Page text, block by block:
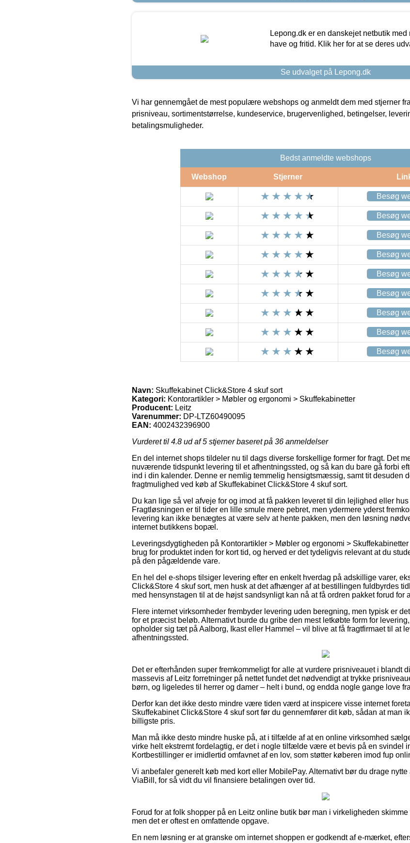
Lepong.dk er en danskejet netbutik
have og fritid. Klik her for at se deres
Se udvalget på Lepong.dk
Vi har gennemgået de mest populære webshops og anmeldt dem med stjerner
prisniveau, sortimentstørrelse, kundeservice, brugervenlighed, betingelser,
betalingsmuligheder.
Bedst anmeldte webshops
Webshop Stjerner
Besøg
Besøg
Besøg
Besøg
Besøg
Besøg
Besøg
Besøg
Besøg
Navn: Skuffekabinet Click&Store 4 skuf sort
Kategori: Kontorartikler > Møbler og ergonomi > Skuffekabinetter
Producent: Leitz
Varenummer: DP-LTZ60490095
EAN: 4002432396900
Vurderet til 4.8 ud af 5 stjerner baseret på 36 anmeldelser
En del internet shops tildeler nu til dags diverse forskellige former for fragt. Det
nuværende tidspunkt levering til et afhentningssted, og så kan du bare gå forbi
ind i din kalender. Denne er nemlig temmelig hensigtsmæssig, samt tit desuden
fragtmulighed ved køb af Skuffekabinet Click&Store 4 skuf sort.
Du kan lige så vel afveje for og imod at få pakken leveret til din lejlighed eller
Fragtløsningen er til tider en lille smule mere pebret, men ydermere yderst
levering kan ikke benægtes at være selv at hente pakken, men den løsning
internet butikkens bopæl.
Leveringsdygtigheden på Kontorartikler > Møbler og ergonomi >
brug for produktet inden for kort tid, og herved er det tydeligvis relevant at du
på den pågældende vare.
En hel del e-shops tilsiger levering efter en enkelt hverdag på adskillige varer,
Click&Store 4 skuf sort, men husk at det afhænger af at bestillingen fuldbyrdes
med hensynstagen til at de højst sandsynligt kan nå at få ordren pakket forud for
Flere internet virksomheder frembyder levering uden beregning, men typisk er
for et præcist beløb. Alternativt burde du gribe den mest letkøbte form for
opholder sig tæt på Aalborg, Ikast eller Hammel – vil blive at få fragtfirmaet til at
afhentningssted.
Det er efterhånden super fremkommeligt for alle at vurdere prisniveauet i blandt
massevis af Leitz forretninger på nettet fundet det nødvendigt at trykke
børn, og ligeledes til herrer og damer – helt i bund, og endda nogle gange love
Derfor kan det ikke desto mindre være tiden værd at inspicere visse internet
Skuffekabinet Click&Store 4 skuf sort før du gennemfører dit køb, sådan at man
billigste pris.
Man må ikke desto mindre huske på, at i tilfælde af at en online virksomhed
virke helt ekstremt fordelagtig, er det i nogle tilfælde være et bevis på en svindel
Kortbestillinger er imidlertid omfavnet af en lov, som støtter køberen imod fup
Vi anbefaler generelt køb med kort eller MobilePay. Alternativt bør du drage
ViaBill, for så vidt du vil finansiere betalingen over tid.
Forud for at folk shopper på en Leitz online butik bør man i virkeligheden
men det er oftest en omfattende opgave.
En nem løsning er at granske om internet shoppen er godkendt af e-mærket,